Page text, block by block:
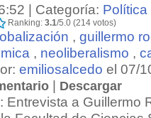
| Categoría: Política
Ranking: 3.1/5.0 (214 votos)
, guillermo
, neoliberalismo ,
emiliosalcedo el 07/
| Descargar
Entrevista a Guillermo